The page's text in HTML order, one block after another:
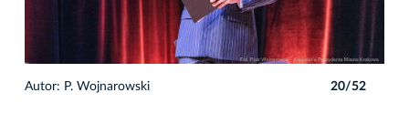
Autor: P. Wojnarowski 20/52